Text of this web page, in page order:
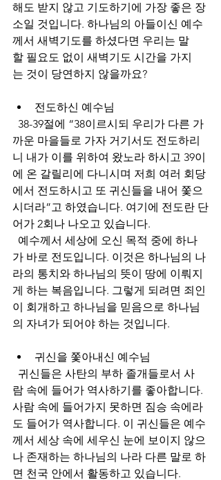
해도 받지 않고 기도하기에 가장 좋은 장
소일 것입니다. 하나님의 아들이신 예수
께서 새벽기도를 하셨다면 우리는 말
할 필요도 없이 새벽기도 시간을 가지
는 것이 당연하지 않을까요?
전도하신 예수님
38-39절에 “38이르시되 우리가 다른 가
까운 마을들로 가자 거기서도 전도하리
니 내가 이를 위하여 왔노라 하시고 39이
에 온 갈릴리에 다니시며 저희 여러 회당
에서 전도하시고 또 귀신들을 내어 쫓으
시더라”고 하였습니다. 여기에 전도란 단
어가 2회나 나오고 있습니다.
예수께서 세상에 오신 목적 중에 하나
가 바로 전도입니다. 이것은 하나님의 나
라의 통치와 하나님의 뜻이 땅에 이뤄지
게 하는 복음입니다. 그렇게 되려면 죄인
이 회개하고 하나님을 믿음으로 하나님
의 자녀가 되어야 하는 것입니다.
귀신을 쫓아내신 예수님
귀신들은 사탄의 부하 졸개들로서 사
람 속에 들어가 역사하기를 좋아합니다.
사람 속에 들어가지 못하면 짐승 속에라
도 들어가 역사합니다. 이 귀신들은 예수
께서 세상 속에 세우신 눈에 보이지 않으
나 존재하는 하나님의 나라 다른 말로 하
면 천국 안에서 활동하고 있습니다.